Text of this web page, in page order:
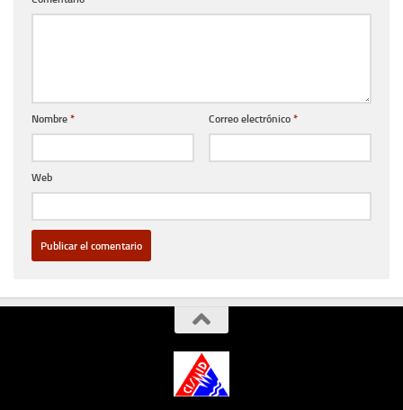
Nombre * Correo electrónico *
Web